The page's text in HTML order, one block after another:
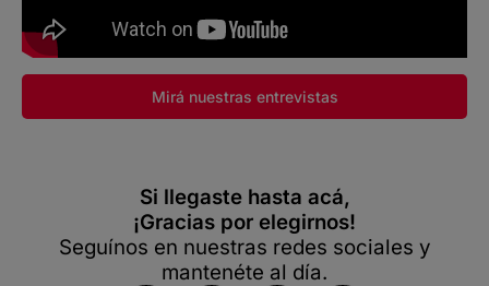
Mirá nuestras entrevistas
Si llegaste hasta acá,
¡Gracias por elegirnos!
Seguínos en nuestras redes sociales y
mantenéte al día.